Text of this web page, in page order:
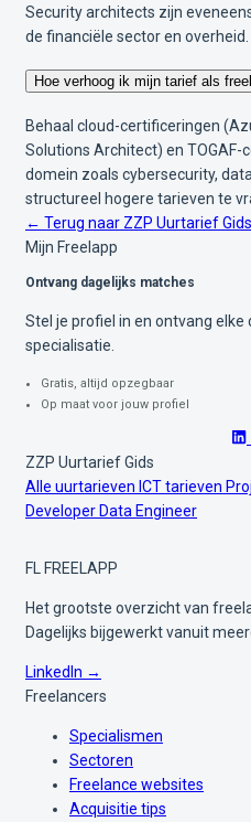
Security architects zijn
de financiële sector en overheid.
Hoe verhoog ik mijn tarief als
Behaal cloud-certificeringen
Solutions Architect) en TOGAF-
domein zoals cybersecurity,
structureel hogere tarieven te
← Terug naar ZZP Uurtarief Gids
Mijn Freelapp
Ontvang dagelijks matches
Stel je profiel in en ontvang
specialisatie.
Gratis, altijd opzegbaar
Op maat voor jouw profiel
ZZP Uurtarief Gids
Alle uurtarieven ICT tarieven
DeveloperData Engineer
FL FREELAPP
Het grootste overzicht van
Dagelijks bijgewerkt vanuit
LinkedIn →
Freelancers
Specialismen
Sectoren
Freelance websites
Acquisitie tips